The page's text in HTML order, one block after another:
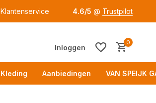
Klantenservice 4.6/5 @ Trustpilot
Inloggen
0
Kleding Aanbiedingen VAN SPEIJK